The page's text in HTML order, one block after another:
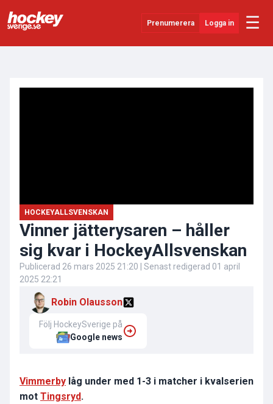
Prenumerera Logga in ☰
HOCKEYALLSVENSKAN
Vinner jätterysaren – håller
sig kvar i HockeyAllsvenskan
Publicerad 26 mars 2025 21:20 | Senast redigerad 01 april
2025 22:21
Robin Olausson
Följ HockeySverige på
Google news
Vimmerby låg under med 1-3 i matcher i kvalserien
mot Tingsryd.